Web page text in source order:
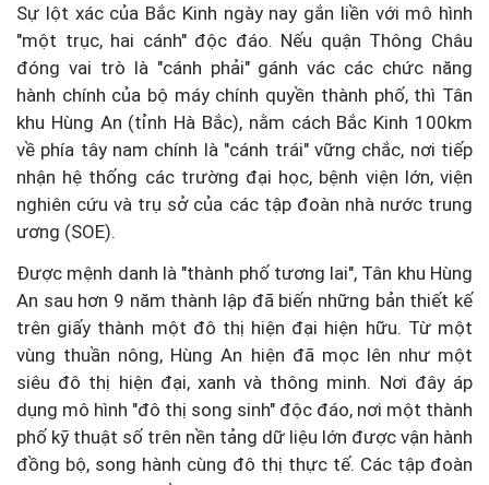
Sự lột xác của Bắc Kinh ngày nay gắn liền với mô hình
"một trục, hai cánh" độc đáo. Nếu quận Thông Châu
đóng vai trò là "cánh phải" gánh vác các chức năng
hành chính của bộ máy chính quyền thành phố, thì Tân
khu Hùng An (tỉnh Hà Bắc), nằm cách Bắc Kinh 100km
về phía tây nam chính là "cánh trái" vững chắc, nơi tiếp
nhận hệ thống các trường đại học, bệnh viện lớn, viện
nghiên cứu và trụ sở của các tập đoàn nhà nước trung
ương (SOE).
Được mệnh danh là "thành phố tương lai", Tân khu Hùng
An sau hơn 9 năm thành lập đã biến những bản thiết kế
trên giấy thành một đô thị hiện đại hiện hữu. Từ một
vùng thuần nông, Hùng An hiện đã mọc lên như một
siêu đô thị hiện đại, xanh và thông minh. Nơi đây áp
dụng mô hình "đô thị song sinh" độc đáo, nơi một thành
phố kỹ thuật số trên nền tảng dữ liệu lớn được vận hành
đồng bộ, song hành cùng đô thị thực tế. Các tập đoàn